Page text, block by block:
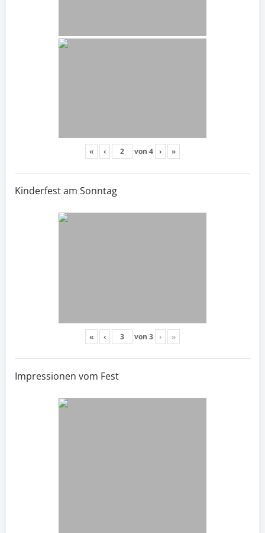
« ‹ von 4 › »
Kinderfest am Sonntag
« ‹ von 3 › »
Impressionen vom Fest